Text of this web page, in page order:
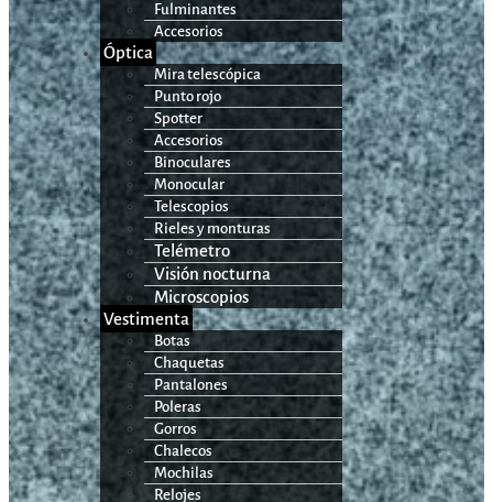
Fulminantes
Accesorios
Óptica
Mira telescópica
Punto rojo
Spotter
Accesorios
Binoculares
Monocular
Telescopios
Rieles y monturas
Telémetro
Visión nocturna
Microscopios
Vestimenta
Botas
Chaquetas
Pantalones
Poleras
Gorros
Chalecos
Mochilas
Relojes